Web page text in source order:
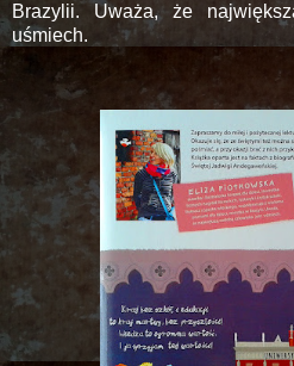
Brazylii. Uważa, że
uśmiech.